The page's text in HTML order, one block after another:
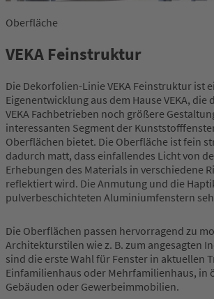
Oberfläche
VEKA Feinstruktur
Die Dekorfolien-Linie VEKA Feinstruktur ist
Eigenentwicklung aus dem Hause VEKA,
VEKA Fachbetrieben noch größere
interessanten Segment der
Oberflächen bietet. Die Oberfläche ist fein
dadurch matt, dass einfallendes Licht von
Erhebungen des Materials in verschiedene
reflektiert wird. Die Anmutung und die
pulverbeschichteten Aluminiumfenstern
Die Oberflächen passen hervorragend zu
Architekturstilen wie z. B. zum angesagten
sind die erste Wahl für Fenster in aktuellen
Einfamilienhaus oder Mehrfamilienhaus, in
Gebäuden oder Gewerbeimmobilien.